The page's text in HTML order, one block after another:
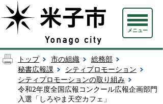
メニュー
トップ 市の組織
総務部
秘書広報課
シティプロモーション
シティプロモーションの取り組み
令和2年度全国広報コンクール広報企画部門
入選「しろやま天空カフェ」